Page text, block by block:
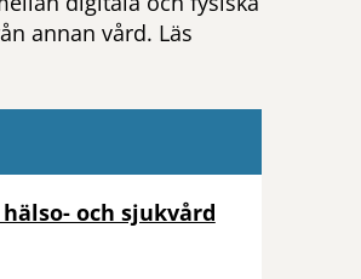
annan vård. Läs
och sjukvård